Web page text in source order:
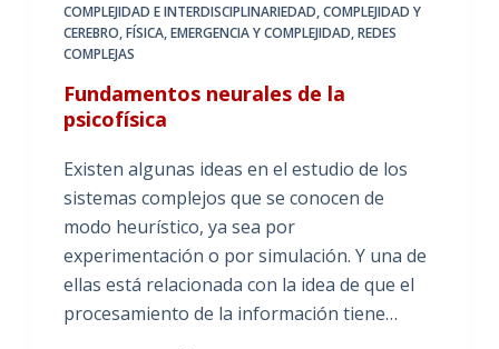
COMPLEJIDAD E INTERDISCIPLINARIEDAD,COMPLEJIDAD Y
CEREBRO,FÍSICA, EMERGENCIA Y COMPLEJIDAD,REDES
COMPLEJAS
Fundamentos neurales de la
psicofísica
Existen algunas ideas en el estudio de los
sistemas complejos que se conocen de
modo heurístico, ya sea por
experimentación o por simulación. Y una de
ellas está relacionada con la idea de que el
procesamiento de la información tiene…